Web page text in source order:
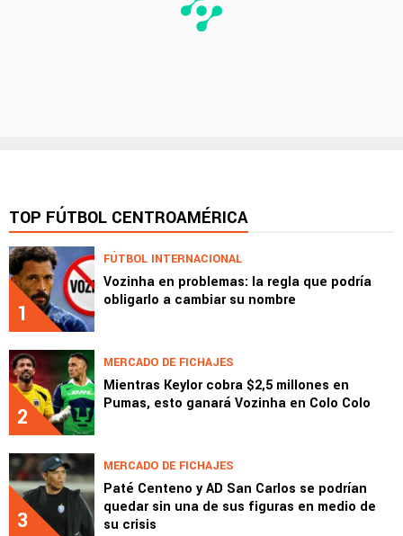
TOP FÚTBOL CENTROAMÉRICA
1
FÚTBOL INTERNACIONAL
Vozinha en problemas: la regla que podría
obligarlo a cambiar su nombre
2
MERCADO DE FICHAJES
Mientras Keylor cobra $2,5 millones en
Pumas, esto ganará Vozinha en Colo Colo
3
MERCADO DE FICHAJES
Paté Centeno y AD San Carlos se podrían
quedar sin una de sus figuras en medio de
su crisis